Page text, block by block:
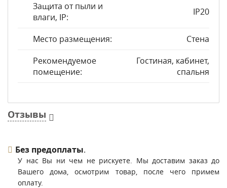
Защита от пыли и
влаги, IP:
IP20
Место размещения:
Стена
Рекомендуемое
помещение:
Гостиная, кабинет,
спальня
Отзывы
Без предоплаты.
У нас Вы ни чем не рискуете. Мы доставим заказ до
Вашего дома, осмотрим товар, после чего примем
оплату.